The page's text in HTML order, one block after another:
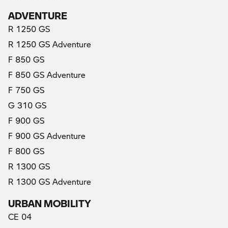
ADVENTURE
R 1250 GS
R 1250 GS Adventure
F 850 GS
F 850 GS Adventure
F 750 GS
G 310 GS
F 900 GS
F 900 GS Adventure
F 800 GS
R 1300 GS
R 1300 GS Adventure
URBAN MOBILITY
CE 04